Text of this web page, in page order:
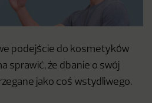
podejście do kosmetyków
sprawić, że dbanie o swój
jako coś wstydliwego.